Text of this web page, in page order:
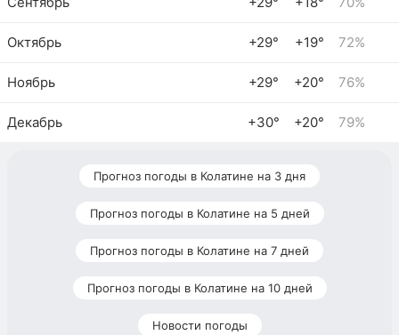
Октябрь +29° +19° 72%
Ноябрь +29° +20° 76%
Декабрь +30° +20° 79%
Прогноз погоды в Колатине на 3 дня
Прогноз погоды в Колатине на 5 дней
Прогноз погоды в Колатине на 7 дней
Прогноз погоды в Колатине на 10 дней
Новости погоды